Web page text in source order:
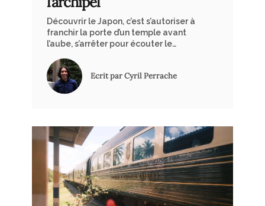
Découvrir le Japon, c’est s’autoriser à
franchir la porte d’un temple avant
l’aube, s’arrêter pour écouter le
cèdres ou savourer l’atmosphère
particulière d’un atelier d’artisan.
Plutôt que de suivre le flux des
les montagnes, d’une nuit passée
entouré d’œuvres avant-gardistes sur
une île ou d’une balade sur une
ancienne route de pèlerinage pavée
de pierres et de récits anciens. Au
travers de ces 5 expériences, nous
vous proposons des moments
Ecrit par Cyril Perrache